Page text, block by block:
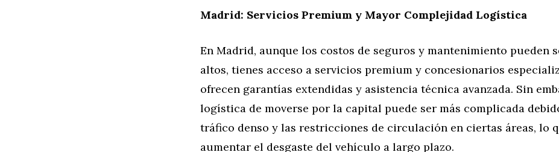
Madrid: Servicios Premium y Mayor Complejidad Logística
En Madrid, aunque los costos de seguros y mantenimiento pueden
altos, tienes acceso a servicios premium y concesionarios
ofrecen garantías extendidas y asistencia técnica avanzada. Sin
logística de moverse por la capital puede ser más complicada
tráfico denso y las restricciones de circulación en ciertas áreas, lo
aumentar el desgaste del vehículo a largo plazo.